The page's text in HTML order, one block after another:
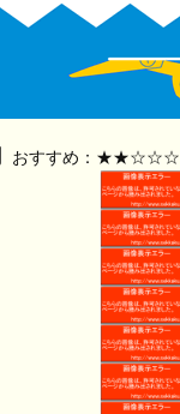
おすすめ：★★☆☆☆